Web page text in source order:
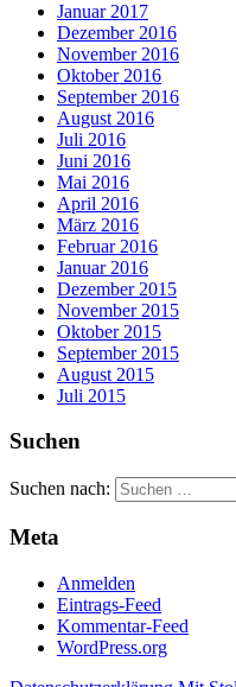
Januar 2017
Dezember 2016
November 2016
Oktober 2016
September 2016
August 2016
Juli 2016
Juni 2016
Mai 2016
April 2016
März 2016
Februar 2016
Januar 2016
Dezember 2015
November 2015
Oktober 2015
September 2015
August 2015
Juli 2015
Suchen
Suchen nach:
Meta
Anmelden
Eintrags-Feed
Kommentar-Feed
WordPress.org